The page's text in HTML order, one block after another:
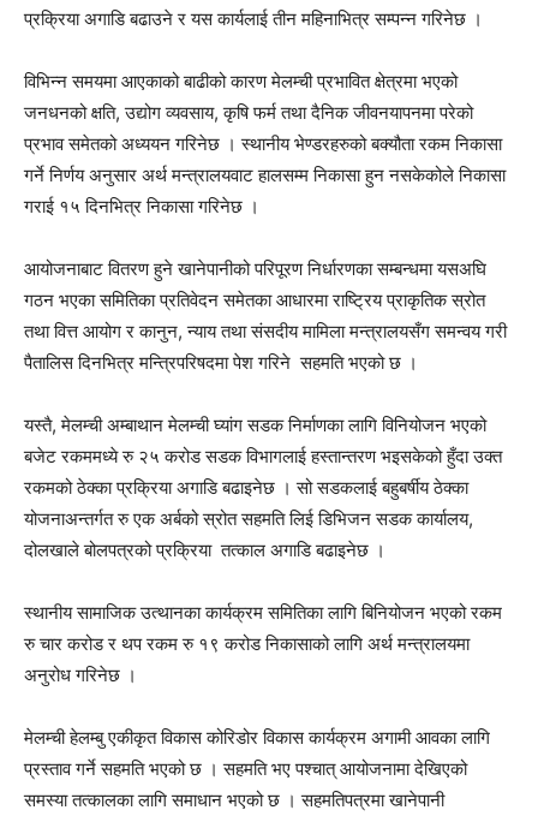
प्रक्रिया अगाडि बढाउने र यस कार्यलाई तीन महिनाभित्र सम्पन्न गरिनेछ ।
विभिन्न समयमा आएकाको बाढीको कारण मेलम्ची प्रभावित क्षेत्रमा भएको
जनधनको क्षति, उद्योग व्यवसाय, कृषि फर्म तथा दैनिक जीवनयापनमा परेको
प्रभाव समेतको अध्ययन गरिनेछ । स्थानीय भेण्डरहरुको बक्यौता रकम निकासा
गर्ने निर्णय अनुसार अर्थ मन्त्रालयवाट हालसम्म निकासा हुन नसकेकोले निकासा
गराई १५ दिनभित्र निकासा गरिनेछ ।
आयोजनाबाट वितरण हुने खानेपानीको परिपूरण निर्धारणका सम्बन्धमा यसअघि
गठन भएका समितिका प्रतिवेदन समेतका आधारमा राष्ट्रिय प्राकृतिक स्रोत
तथा वित्त आयोग र कानुन, न्याय तथा संसदीय मामिला मन्त्रालयसँग समन्वय गरी
पैतालिस दिनभित्र मन्त्रिपरिषदमा पेश गरिने सहमति भएको छ ।
यस्तै, मेलम्ची अम्बाथान मेलम्ची घ्यांग सडक निर्माणका लागि विनियोजन भएको
बजेट रकममध्ये रु २५ करोड सडक विभागलाई हस्तान्तरण भइसकेको हुँदा उक्त
रकमको ठेक्का प्रक्रिया अगाडि बढाइनेछ । सो सडकलाई बहुबर्षीय ठेक्का
योजनाअन्तर्गत रु एक अर्बको स्रोत सहमति लिई डिभिजन सडक कार्यालय,
दोलखाले बोलपत्रको प्रक्रिया तत्काल अगाडि बढाइनेछ ।
स्थानीय सामाजिक उत्थानका कार्यक्रम समितिका लागि बिनियोजन भएको रकम
रु चार करोड र थप रकम रु १९ करोड निकासाको लागि अर्थ मन्त्रालयमा
अनुरोध गरिनेछ ।
मेलम्ची हेलम्बु एकीकृत विकास कोरिडोर विकास कार्यक्रम अगामी आवका लागि
प्रस्ताव गर्ने सहमति भएको छ । सहमति भए पश्चात् आयोजनामा देखिएको
समस्या तत्कालका लागि समाधान भएको छ । सहमतिपत्रमा खानेपानी